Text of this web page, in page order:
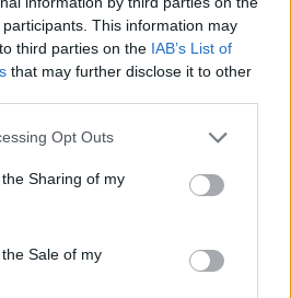
participants. This information may
third parties on the IAB’s List of
that may further disclose it to other
app uses one or more Google
usage behaviour. You may click to
Google and its third-party tags to
purposes in below Google
Opt Outs
Sharing of my
Sale of my